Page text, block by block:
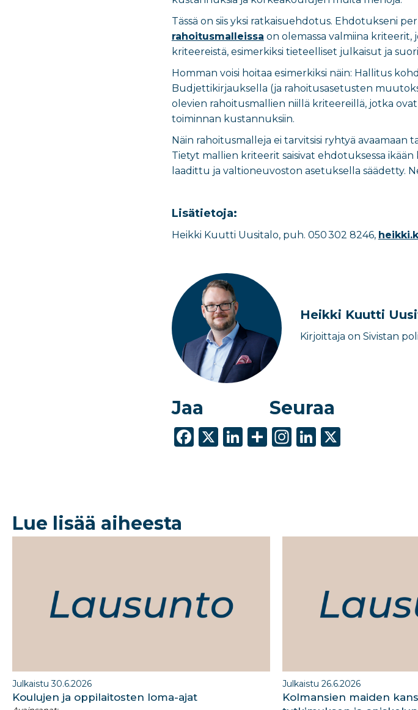
Tässä on siis yksi ratkaisuehdotus. Ehdotukseni
rahoitusmalleissa on olemassa valmiina
kriteereistä, esimerkiksi tieteelliset julkaisut ja
Homman voisi hoitaa esimerkiksi näin: Hallitus
Budjettikirjauksella (ja rahoitusasetusten
olevien rahoitusmallien niillä kriteereillä, jotka
toiminnan kustannuksiin.
Näin rahoitusmalleja ei tarvitsisi ryhtyä avaamaan
Tietyt mallien kriteerit saisivat ehdotuksessa
laadittu ja valtioneuvoston asetuksella säädetty.
Lisätietoja:
Heikki Kuutti Uusitalo, puh. 050 302 8246,
Heikki Kuutti
Kirjoittaja on Sivistan
Jaa
F
o
X Li
n
S
Seuraa
In
m
Li
n
X
Lue lisää aiheesta
Julkaistu 30.6.2026
Koulujen ja oppilaitosten loma-ajat​
Julkaistu 26.6.2026
Kolmansien maiden